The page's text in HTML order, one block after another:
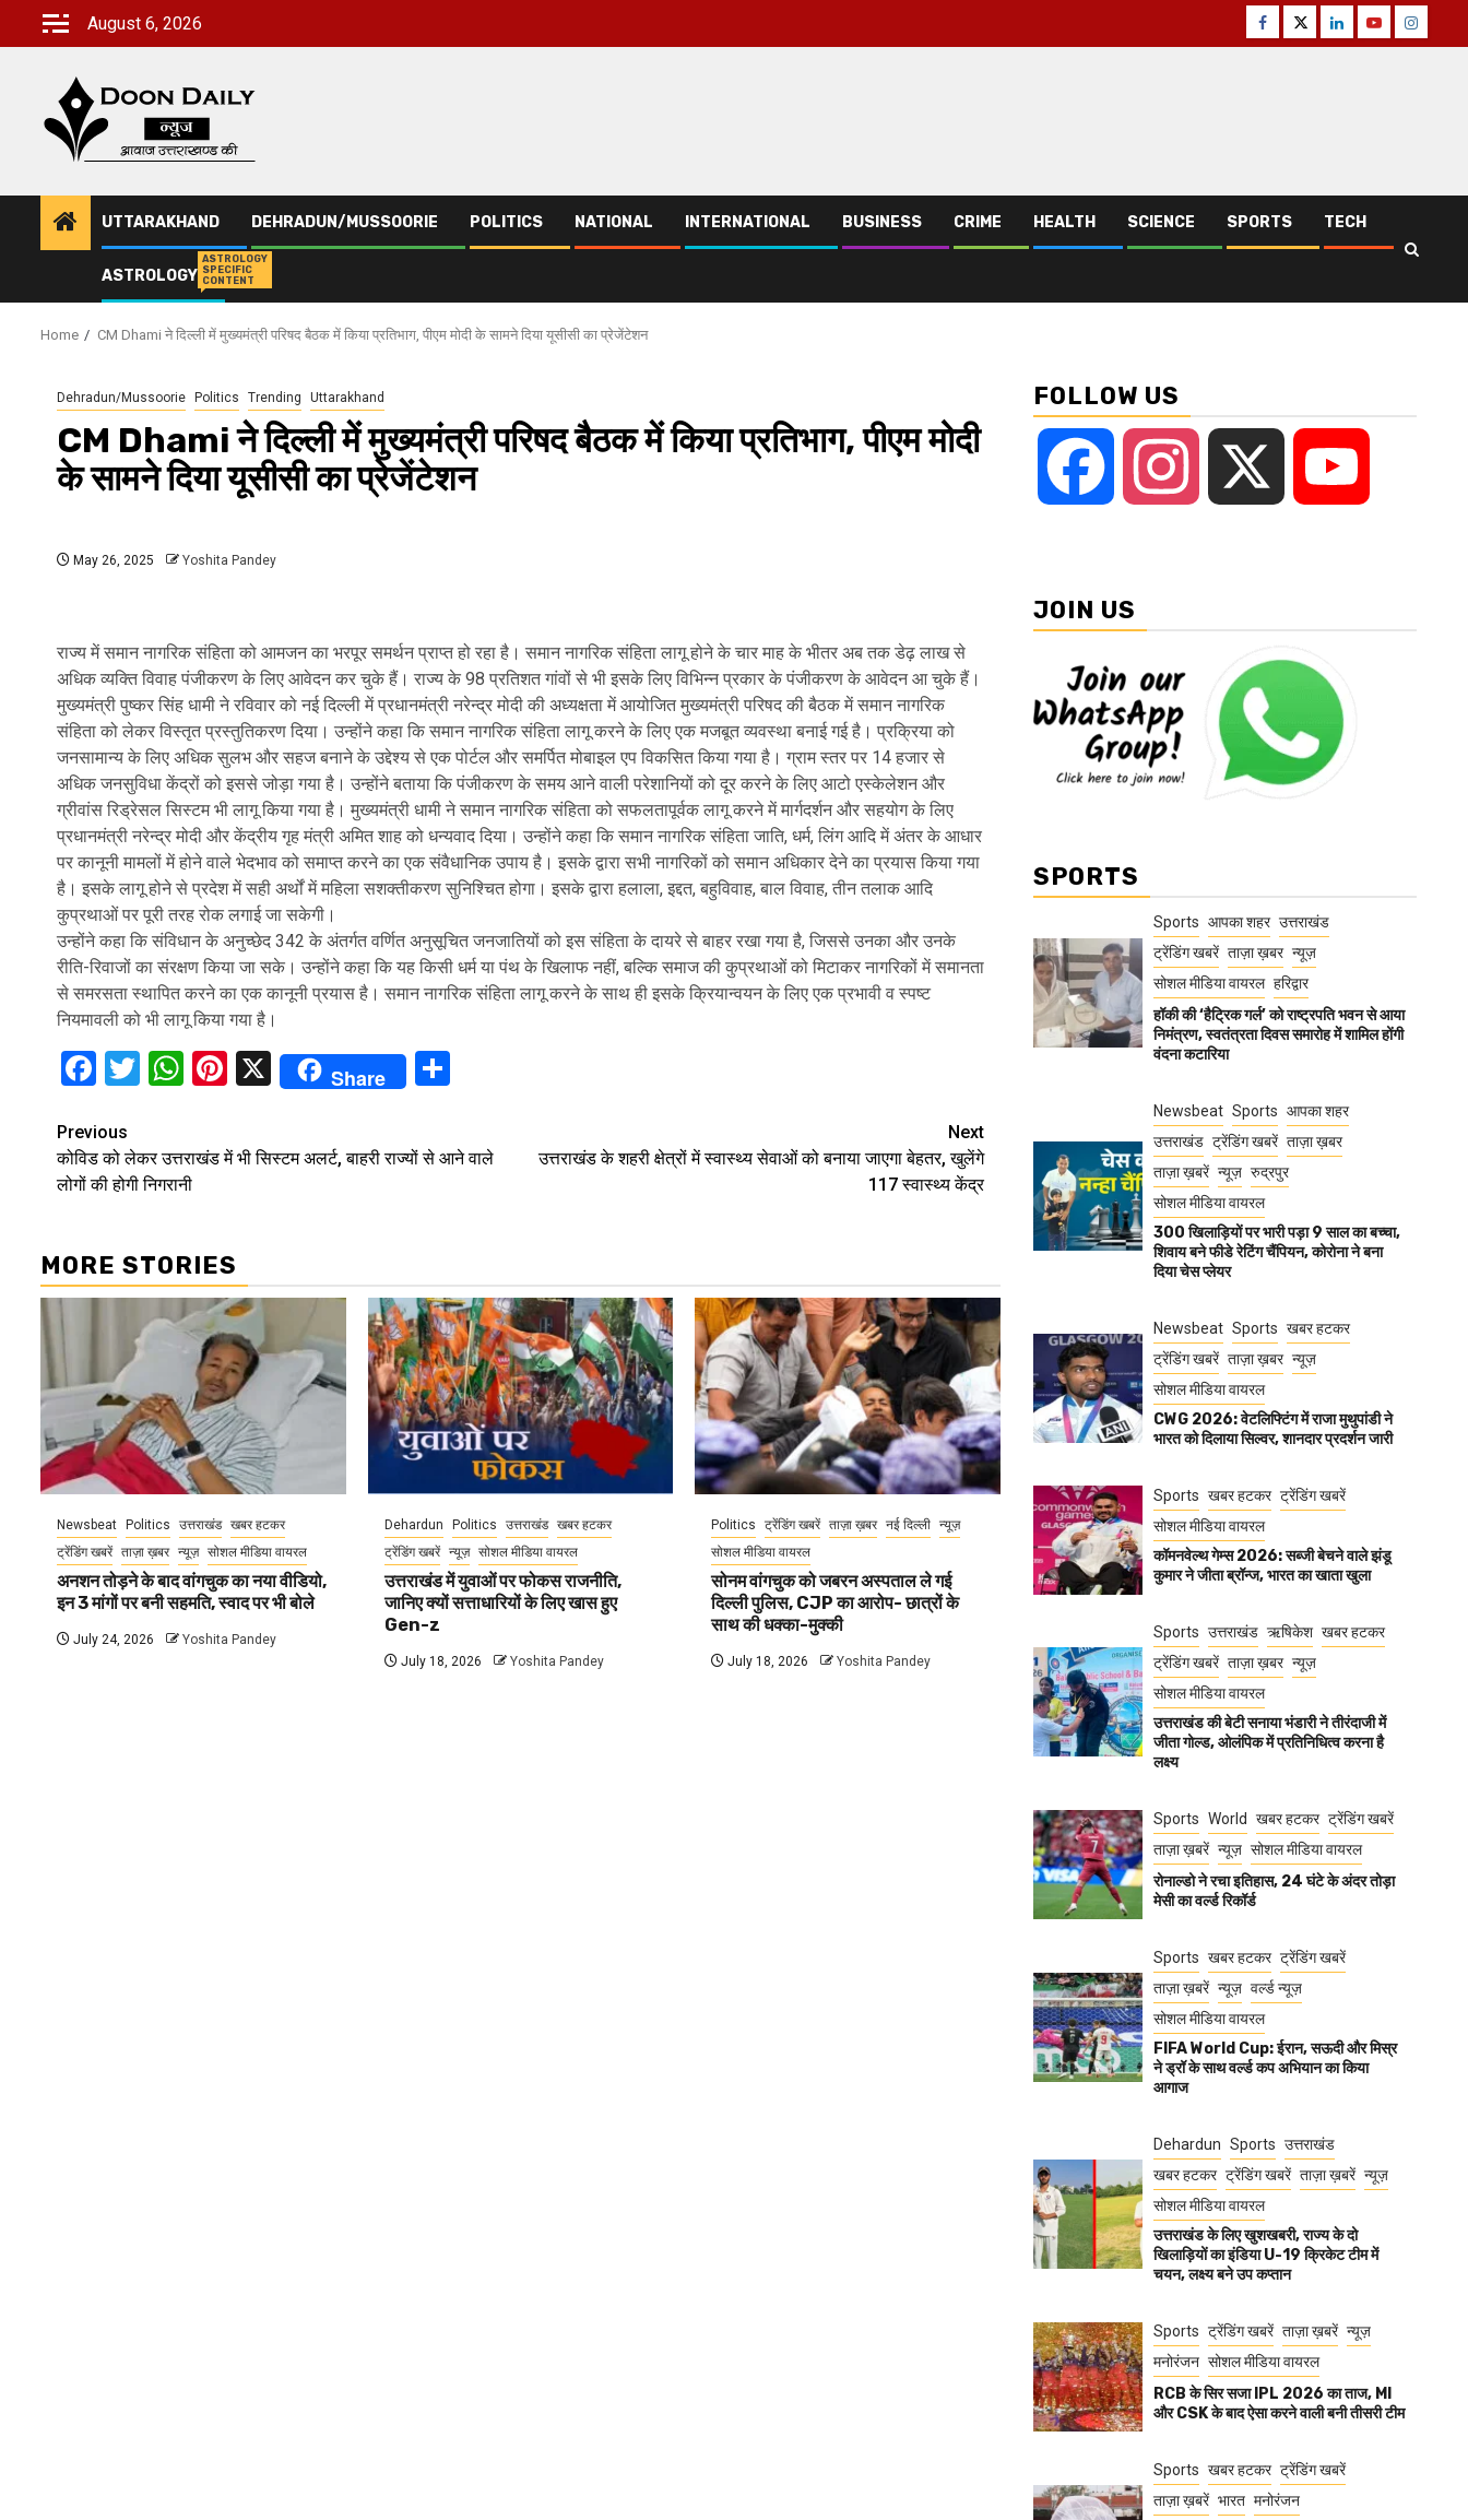
August 6, 2026 Facebook
TwitterLinkedinYoutube
UTTARAKHAND DEHRADUN/MUSSOORIE POLITICS NATIONAL INTERNATIONAL BUSINESS CRIME HEALTH SCIENCE SPORTS TECH
ASTROLOGY
ASTROLOGY
SPECIFIC
CONTENT
Home CM Dhami ने दिल्‍ली में मुख्यमंत्री परिषद बैठक में किया प्रतिभाग, पीएम मोदी के सामने दिया यूसीसी का प्रेजेंटेशन
Dehradun/Mussoorie Politics Trending Uttarakhand
CM Dhami ने दिल्‍ली में मुख्यमंत्री परिषद बैठक में किया प्रतिभाग, पीएम मोदी
के सामने दिया यूसीसी का प्रेजेंटेशन
May 26, 2025 Yoshita Pandey
राज्य में समान नागरिक संहिता को आमजन का भरपूर समर्थन प्राप्त हो रहा है। समान नागरिक संहिता लागू होने के चार माह के भीतर अब तक डेढ़ लाख से
अधिक व्यक्ति विवाह पंजीकरण के लिए आवेदन कर चुके हैं। राज्य के 98 प्रतिशत गांवों से भी इसके लिए विभिन्न प्रकार के पंजीकरण के आवेदन आ चुके हैं।
मुख्यमंत्री पुष्कर सिंह धामी ने रविवार को नई दिल्ली में प्रधानमंत्री नरेन्द्र मोदी की अध्यक्षता में आयोजित मुख्यमंत्री परिषद की बैठक में समान नागरिक
संहिता को लेकर विस्तृत प्रस्तुतिकरण दिया। उन्होंने कहा कि समान नागरिक संहिता लागू करने के लिए एक मजबूत व्यवस्था बनाई गई है। प्रक्रिया को
जनसामान्य के लिए अधिक सुलभ और सहज बनाने के उद्देश्य से एक पोर्टल और समर्पित मोबाइल एप विकसित किया गया है। ग्राम स्तर पर 14 हजार से
अधिक जनसुविधा केंद्रों को इससे जोड़ा गया है। उन्होंने बताया कि पंजीकरण के समय आने वाली परेशानियों को दूर करने के लिए आटो एस्केलेशन और
ग्रीवांस रिड्रेसल सिस्टम भी लागू किया गया है। मुख्यमंत्री धामी ने समान नागरिक संहिता को सफलतापूर्वक लागू करने में मार्गदर्शन और सहयोग के लिए
प्रधानमंत्री नरेन्द्र मोदी और केंद्रीय गृह मंत्री अमित शाह को धन्यवाद दिया। उन्होंने कहा कि समान नागरिक संहिता जाति, धर्म, लिंग आदि में अंतर के आधार
पर कानूनी मामलों में होने वाले भेदभाव को समाप्त करने का एक संवैधानिक उपाय है। इसके द्वारा सभी नागरिकों को समान अधिकार देने का प्रयास किया गया
है। इसके लागू होने से प्रदेश में सही अर्थों में महिला सशक्तीकरण सुनिश्चित होगा। इसके द्वारा हलाला, इद्दत, बहुविवाह, बाल विवाह, तीन तलाक आदि
कुप्रथाओं पर पूरी तरह रोक लगाई जा सकेगी।
उन्होंने कहा कि संविधान के अनुच्छेद 342 के अंतर्गत वर्णित अनुसूचित जनजातियों को इस संहिता के दायरे से बाहर रखा गया है, जिससे उनका और उनके
रीति-रिवाजों का संरक्षण किया जा सके। उन्होंने कहा कि यह किसी धर्म या पंथ के खिलाफ नहीं, बल्कि समाज की कुप्रथाओं को मिटाकर नागरिकों में समानता
से समरसता स्थापित करने का एक कानूनी प्रयास है। समान नागरिक संहिता लागू करने के साथ ही इसके क्रियान्वयन के लिए एक प्रभावी व स्पष्ट
नियमावली को भी लागू किया गया है।
Facebook
Twitter
WhatsApp
Pinterest
X Share
Continue
Reading
Previous
कोविड को लेकर उत्तराखंड में भी सिस्टम अलर्ट, बाहरी राज्यों से आने वाले
लोगों की होगी निगरानी
Next
उत्तराखंड के शहरी क्षेत्रों में स्वास्थ्य सेवाओं को बनाया जाएगा बेहतर, खुलेंगे
117 स्वास्थ्य केंद्र
MORE STORIES
Newsbeat Politics उत्तराखंड खबर हटकर
ट्रेंडिंग खबरें ताज़ा ख़बर न्यूज़ सोशल मीडिया वायरल
अनशन तोड़ने के बाद वांगचुक का नया वीडियो,
इन 3 मांगों पर बनी सहमति, स्वाद पर भी बोले
July 24, 2026 Yoshita Pandey
Dehardun Politics उत्तराखंड खबर हटकर
ट्रेंडिंग खबरें न्यूज़ सोशल मीडिया वायरल
उत्तराखंड में युवाओं पर फोकस राजनीति,
जानिए क्यों सत्ताधारियों के लिए खास हुए
Gen-z
July 18, 2026 Yoshita Pandey
Politics ट्रेंडिंग खबरें ताज़ा ख़बर नई दिल्ली न्यूज़
सोशल मीडिया वायरल
सोनम वांगचुक को जबरन अस्पताल ले गई
दिल्ली पुलिस, CJP का आरोप- छात्रों के
साथ की धक्का-मुक्की
July 18, 2026 Yoshita Pandey
FOLLOW US
Facebook Instagram
JOIN US
SPORTS
Sports आपका शहर उत्तराखंड
ट्रेंडिंग खबरें ताज़ा ख़बर न्यूज़
सोशल मीडिया वायरल हरिद्वार
हॉकी की ‘हैट्रिक गर्ल’ को राष्ट्रपति भवन से आया
निमंत्रण, स्वतंत्रता दिवस समारोह में शामिल होंगी
वंदना कटारिया
Newsbeat Sports आपका शहर
उत्तराखंड ट्रेंडिंग खबरें ताज़ा ख़बर
ताज़ा ख़बरें न्यूज़ रुद्रपुर
सोशल मीडिया वायरल
300 खिलाड़ियों पर भारी पड़ा 9 साल का बच्चा,
शिवाय बने फीडे रेटिंग चैंपियन, कोरोना ने बना
दिया चेस प्लेयर
Newsbeat Sports खबर हटकर
ट्रेंडिंग खबरें ताज़ा ख़बर न्यूज़
सोशल मीडिया वायरल
CWG 2026: वेटलिफ्टिंग में राजा मुथुपांडी ने
भारत को दिलाया सिल्वर, शानदार प्रदर्शन जारी
Sports खबर हटकर ट्रेंडिंग खबरें
सोशल मीडिया वायरल
कॉमनवेल्थ गेम्स 2026: सब्जी बेचने वाले झंडू
कुमार ने जीता ब्रॉन्ज, भारत का खाता खुला
Sports उत्तराखंड ऋषिकेश खबर हटकर
ट्रेंडिंग खबरें ताज़ा ख़बर न्यूज़
सोशल मीडिया वायरल
उत्तराखंड की बेटी सनाया भंडारी ने तीरंदाजी में
जीता गोल्ड, ओलंपिक में प्रतिनिधित्व करना है
लक्ष्य
Sports World खबर हटकर ट्रेंडिंग खबरें
ताज़ा ख़बरें न्यूज़ सोशल मीडिया वायरल
रोनाल्डो ने रचा इतिहास, 24 घंटे के अंदर तोड़ा
मेसी का वर्ल्ड रिकॉर्ड
Sports खबर हटकर ट्रेंडिंग खबरें
ताज़ा ख़बरें न्यूज़ वर्ल्ड न्यूज़
सोशल मीडिया वायरल
FIFA World Cup: ईरान, सऊदी और मिस्र
ने ड्रॉ के साथ वर्ल्ड कप अभियान का किया
आगाज
Dehardun Sports उत्तराखंड
खबर हटकर ट्रेंडिंग खबरें ताज़ा ख़बरें न्यूज़
सोशल मीडिया वायरल
उत्तराखंड के लिए खुशखबरी, राज्य के दो
खिलाड़ियों का इंडिया U-19 क्रिकेट टीम में
चयन, लक्ष्य बने उप कप्तान
Sports ट्रेंडिंग खबरें ताज़ा ख़बरें न्यूज़
मनोरंजन सोशल मीडिया वायरल
RCB के सिर सजा IPL 2026 का ताज, MI
और CSK के बाद ऐसा करने वाली बनी तीसरी टीम
Sports खबर हटकर ट्रेंडिंग खबरें
ताज़ा ख़बरें भारत मनोरंजन